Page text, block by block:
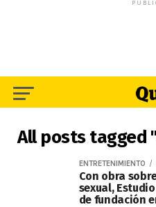
All posts tagged
ENTRETENIMIENTO
Con obra
sexual,
de fundación